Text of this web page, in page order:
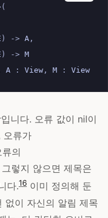
) -> A ,
) -> M
A : View , M : View
니다. 오류 값이 nil이
오류가
의
렇지 않으면 제목은
다.16 이미 정의해 둔
없이 자신의 알림 제목